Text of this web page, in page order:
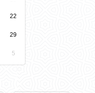
22
29
5